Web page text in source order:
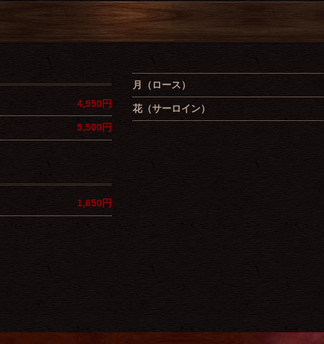
4,950円
5,500円
1,650円
月（ロース）
花（サーロイン）